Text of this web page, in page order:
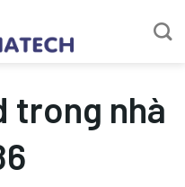
trong nhà